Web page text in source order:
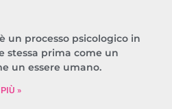
un processo psicologico in
stessa prima come un
un essere umano.
»